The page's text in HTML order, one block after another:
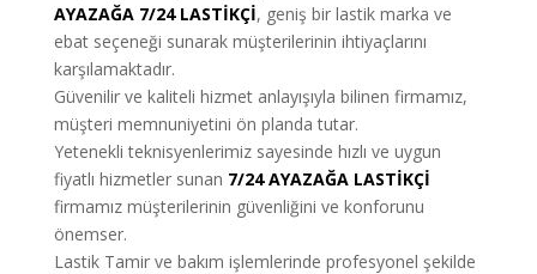
AYAZAĞA 7/24 LASTİKÇİ, geniş bir lastik marka ve
ebat seçeneği sunarak müşterilerinin ihtiyaçlarını
karşılamaktadır.
Güvenilir ve kaliteli hizmet anlayışıyla bilinen firmamız,
müşteri memnuniyetini ön planda tutar.
Yetenekli teknisyenlerimiz sayesinde hızlı ve uygun
fiyatlı hizmetler sunan 7/24 AYAZAĞA LASTİKÇİ
firmamız müşterilerinin güvenliğini ve konforunu
önemser.
Lastik Tamir ve bakım işlemlerinde profesyonel şekilde